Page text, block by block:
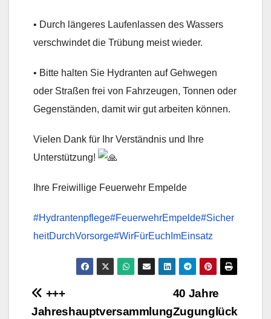
• Durch längeres Laufenlassen des Wassers
verschwindet die Trübung meist wieder.
• Bitte halten Sie Hydranten auf Gehwegen
oder Straßen frei von Fahrzeugen, Tonnen oder
Gegenständen, damit wir gut arbeiten können.
Vielen Dank für Ihr Verständnis und Ihre
Unterstützung!
Ihre Freiwillige Feuerwehr Empelde
#Hydrantenpflege#FeuerwehrEmpelde#Sicher
heitDurchVorsorge#WirFürEuchImEinsatz
Beitragsnavigation
40 Jahre
Zugunglück
+++
Jahreshauptversammlung